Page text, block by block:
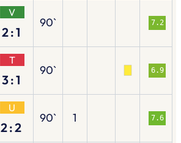
V
2:1
90` 7.2
T
3:1
90` 6.9
U
2:2
90` 1 7.6